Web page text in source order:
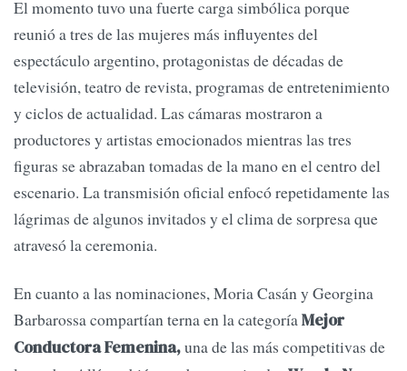
El momento tuvo una fuerte carga simbólica porque
reunió a tres de las mujeres más influyentes del
espectáculo argentino, protagonistas de décadas de
televisión, teatro de revista, programas de entretenimiento
y ciclos de actualidad. Las cámaras mostraron a
productores y artistas emocionados mientras las tres
figuras se abrazaban tomadas de la mano en el centro del
escenario. La transmisión oficial enfocó repetidamente las
lágrimas de algunos invitados y el clima de sorpresa que
atravesó la ceremonia.
En cuanto a las nominaciones, Moria Casán y Georgina
Barbarossa compartían terna en la categoríaMejor
Conductora Femenina,una de las más competitivas de